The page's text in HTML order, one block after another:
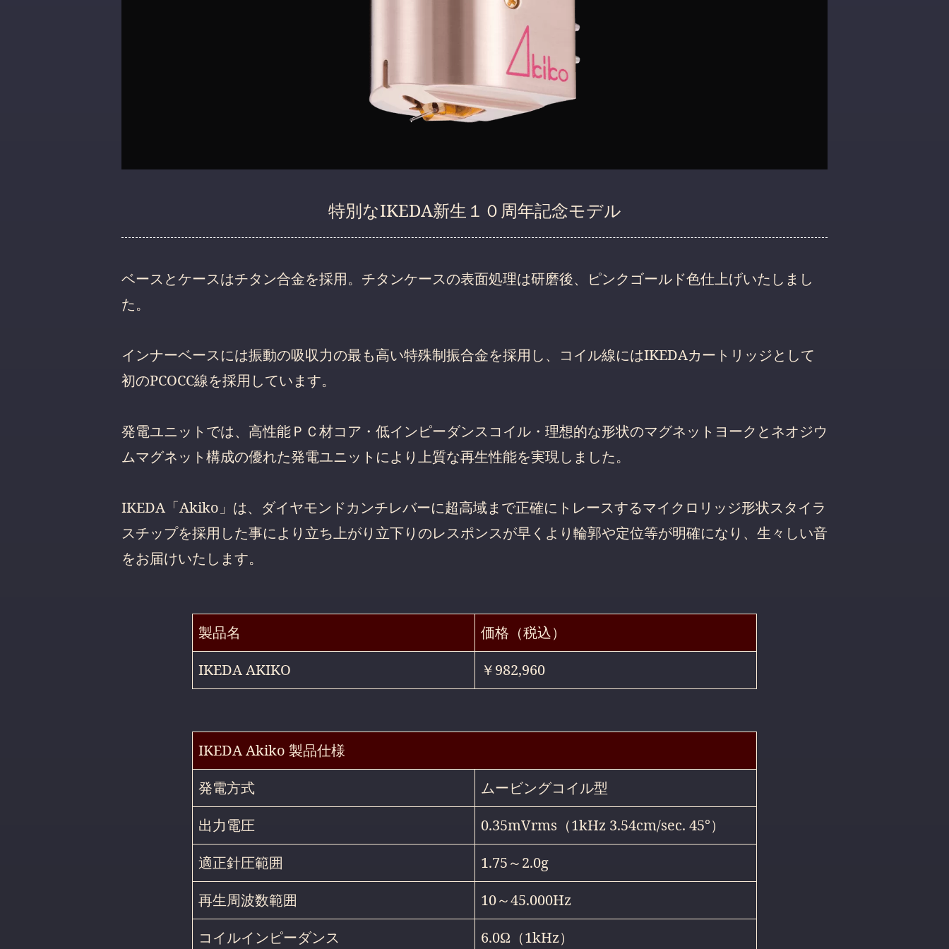
特別なIKEDA新生１０周年記念モデル
ベースとケースはチタン合金を採用。チタンケースの表面処理は研磨後、ピンクゴールド色仕上げいたしまし
た。
インナーベースには振動の吸収力の最も高い特殊制振合金を採用し、コイル線にはIKEDAカートリッジとして
初のPCOCC線を採用しています。
発電ユニットでは、高性能ＰＣ材コア・低インピーダンスコイル・理想的な形状のマグネットヨークとネオジウ
ムマグネット構成の優れた発電ユニットにより上質な再生性能を実現しました。
IKEDA「Akiko」は、ダイヤモンドカンチレバーに超高域まで正確にトレースするマイクロリッジ形状スタイラ
スチップを採用した事により立ち上がり立下りのレスポンスが早くより輪郭や定位等が明確になり、生々しい音
をお届けいたします。
製品名
価格（税込）
IKEDA AKIKO
￥982,960
IKEDA Akiko 製品仕様
発電方式
ムービングコイル型
出力電圧
0.35mVrms（1kHz 3.54cm/sec. 45°）
適正針圧範囲
1.75～2.0g
再生周波数範囲
10～45.000Hz
コイルインピーダンス
6.0Ω（1kHz）